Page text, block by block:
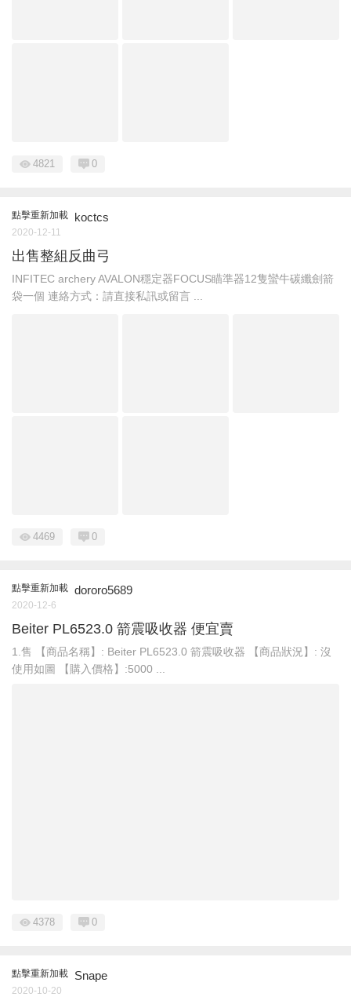
4821 0
點擊重新加載 koctcs
2020-12-11
出售整組反曲弓
INFITEC archery AVALON穩定器FOCUS瞄準器12隻蠻牛碳纖劍箭
袋一個 連絡方式：請直接私訊或留言 ...
4469 0
點擊重新加載 dororo5689
2020-12-6
Beiter PL6523.0 箭震吸收器 便宜賣
1.售 【商品名稱】: Beiter PL6523.0 箭震吸收器 【商品狀況】: 沒
使用如圖 【購入價格】:5000 ...
4378 0
點擊重新加載 Snape
2020-10-20